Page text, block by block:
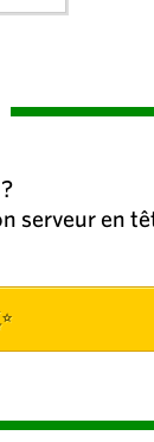
serveur en